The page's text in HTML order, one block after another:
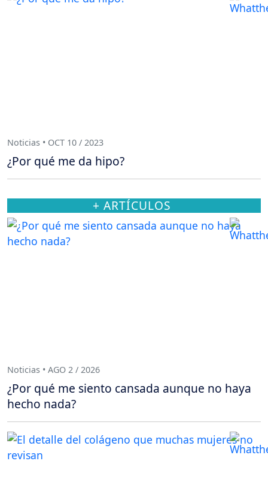
Noticias • OCT 10 / 2023
¿Por qué me da hipo?
+ ARTÍCULOS
Noticias • AGO 2 / 2026
¿Por qué me siento cansada aunque no haya
hecho nada?